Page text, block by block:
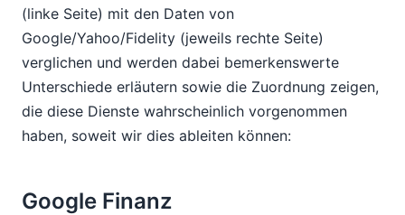
(linke Seite) mit den Daten von
Google/Yahoo/Fidelity (jeweils rechte Seite)
verglichen und werden dabei bemerkenswerte
Unterschiede erläutern sowie die Zuordnung zeigen,
die diese Dienste wahrscheinlich vorgenommen
haben, soweit wir dies ableiten können:
Google Finanz